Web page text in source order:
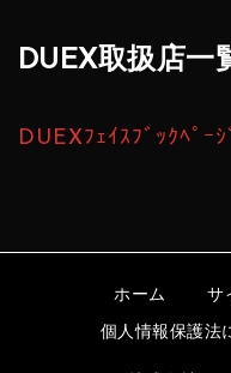
DUEX取扱店一
DUEXﾌｪｲｽﾌﾞｯｸﾍﾟｰｼﾞ
ホーム サ
個人情報保護法